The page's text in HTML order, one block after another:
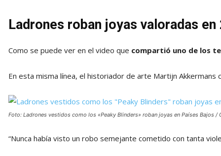
Ladrones roban joyas valoradas
Como se puede ver en el video que compartió uno de los
En esta misma línea, el historiador de arte Martijn Akkermans
Foto: Ladrones vestidos como los «Peaky Blinders» roban joyas en Países Bajos /
“Nunca había visto un robo semejante cometido con tanta